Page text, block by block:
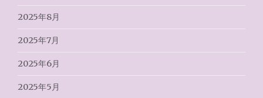
2025年8月
2025年7月
2025年6月
2025年5月